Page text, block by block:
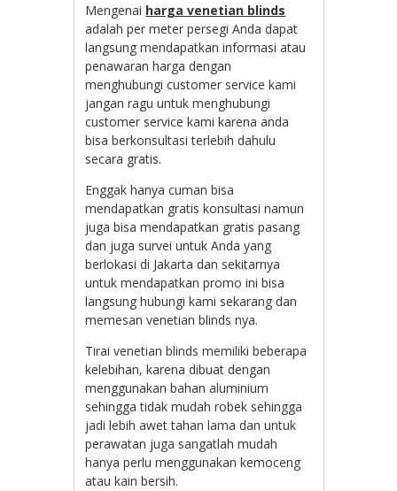
Mengenai harga venetian blinds
adalah per meter persegi Anda dapat
langsung mendapatkan informasi atau
penawaran harga dengan
menghubungi customer service kami
jangan ragu untuk menghubungi
customer service kami karena anda
bisa berkonsultasi terlebih dahulu
secara gratis.
Enggak hanya cuman bisa
mendapatkan gratis konsultasi namun
juga bisa mendapatkan gratis pasang
dan juga survei untuk Anda yang
berlokasi di Jakarta dan sekitarnya
untuk mendapatkan promo ini bisa
langsung hubungi kami sekarang dan
memesan venetian blinds nya.
Tirai venetian blinds memiliki beberapa
kelebihan, karena dibuat dengan
menggunakan bahan aluminium
sehingga tidak mudah robek sehingga
jadi lebih awet tahan lama dan untuk
perawatan juga sangatlah mudah
hanya perlu menggunakan kemoceng
atau kain bersih.